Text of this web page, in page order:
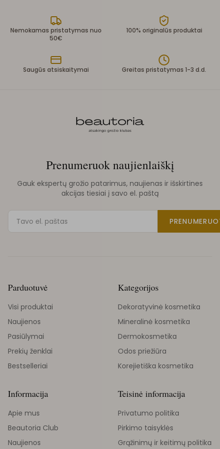
Nemokamas pristatymas nuo
50€
100% originalūs produktai
Saugūs atsiskaitymai Greitas pristatymas 1-3 d.d.
Prenumeruok naujienlaiškį
Gauk ekspertų grožio patarimus, naujienas ir išskirtines
akcijas tiesiai į savo el. paštą
Parduotuvė
Visi produktai
Naujienos
Pasiūlymai
Prekių ženklai
Bestselleriai
Kategorijos
Dekoratyvinė kosmetika
Mineralinė kosmetika
Dermokosmetika
Odos priežiūra
Korejietiška kosmetika
Informacija
Apie mus
Beautoria Club
Naujienos
Teisinė informacija
Privatumo politika
Pirkimo taisyklės
Grąžinimų ir keitimų politika